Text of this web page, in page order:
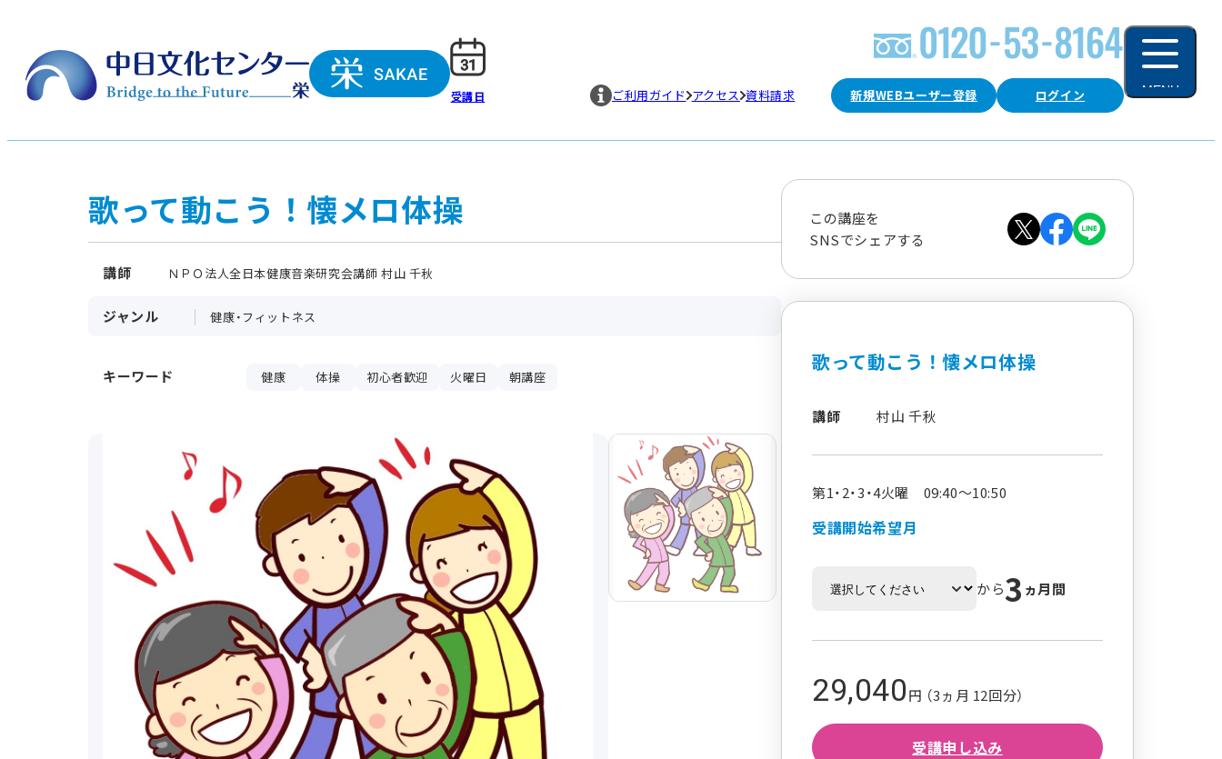
受講日 新規WEBユーザー登録 ログイン
ご利用ガイド アクセス 資料請求 MENU
歌って動こう！懐メロ体操
講師 ＮＰＯ法人全日本健康音楽研究会講師 村山 千秋
ジャンル 健康・フィットネス
キーワード 健康 体操 初心者歓迎 火曜日 朝講座
この講座を
SNSでシェアする
歌って動こう！懐メロ体操
講師 村山 千秋
第1・2・3・4火曜 09:40～10:50
受講開始希望月
から3 ヵ月間
29,040円 （3ヵ月 12回分）
受講申し込み